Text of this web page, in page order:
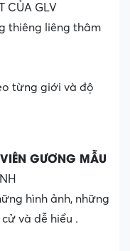
CỦA GLV
thiêng liêng thâm
từng giới và độ
GƯƠNG MẪU
hình ảnh, những
và dễ hiểu .